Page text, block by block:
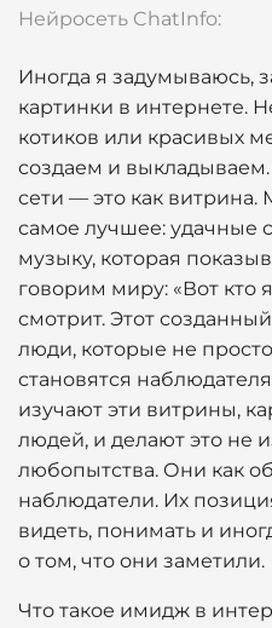
Нейросеть ChatInfo:
Иногда я задумываюсь,
картинки в интернете.
котиков или красивых
создаем и
сети — это как
самое лучшее: удачные
музыку, которая
говорим миру: «Вот кто
смотрит. Этот
люди, которые не
становятся
изучают эти витрины,
людей, и делают это не
любопытства. Они как
наблюдатели. Их
видеть, понимать и
о том, что они заметили.
Что такое имидж в